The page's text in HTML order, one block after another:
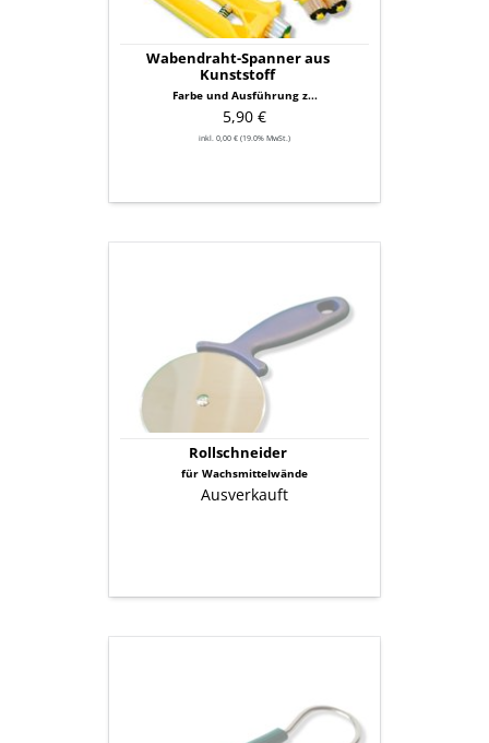
Wabendraht-Spanner aus
Kunststoff
Farbe und Ausführung z...
5,90 €
inkl. 0,00 € (19.0% MwSt.)
Rollschneider
für Wachsmittelwände
Ausverkauft